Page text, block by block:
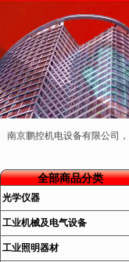
南京鹏控机电设备有限公司
全部商品分类
光学仪器
工业机械及电气设备
工业照明器材